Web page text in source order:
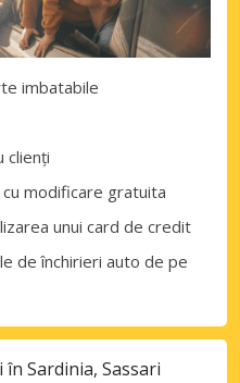
imbatabile
clienți
modificare gratuita
unui card de credit
de închirieri auto de pe
Sardinia, Sassari